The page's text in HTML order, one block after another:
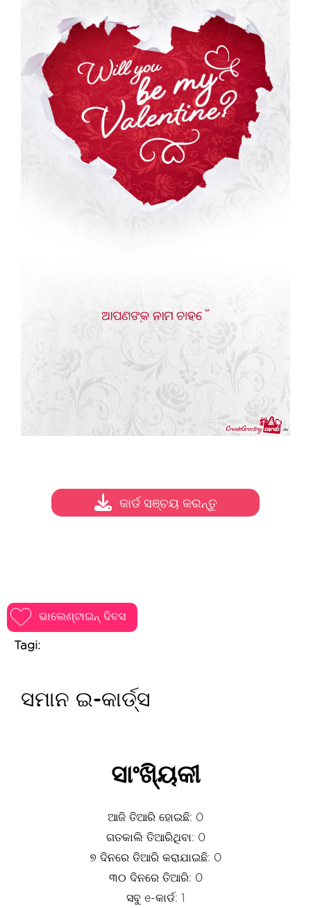
ଭାଲେଣ୍ଟାଇନ୍ ଦିବସ
Tagi:
କାର୍ଡ ସଞ୍ଚୟ କରନ୍ତୁ
ସମାନ ଇ-କାର୍ଡ୍ସ
ସାଂଖ୍ୟିକୀ
ଆଜି ତିଆରି ହୋଇଛି: 0
ଗତକାଲି ତିଆରିଥିବା: 0
୭ ଦିନରେ ତିଆରି କରାଯାଇଛି: 0
୩୦ ଦିନରେ ତିଆରି: 0
ସବୁ e-କାର୍ଡ: 1